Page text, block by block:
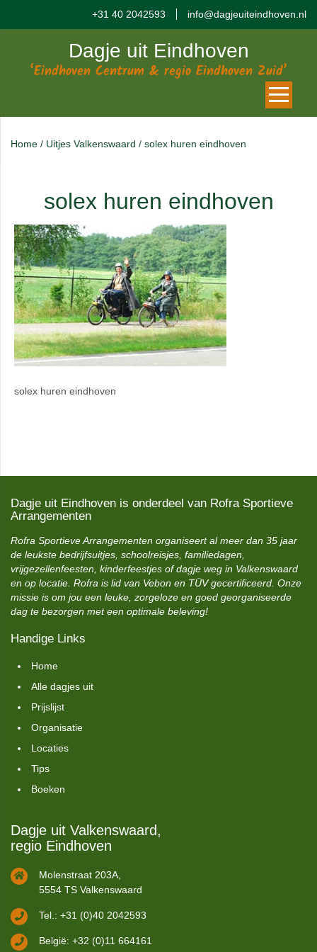
+31 40 2042593 info@dagjeuiteindhoven.nl
Dagje uit Eindhoven
‘Eindhoven Centrum & regio Eindhoven Zuid’
Home / Uitjes Valkenswaard / solex huren eindhoven
solex huren eindhoven
solex huren eindhoven
Dagje uit Eindhoven is onderdeel van Rofra Sportieve
Arrangementen
Rofra Sportieve Arrangementen organiseert al meer dan 35 jaar
de leukste bedrijfsuitjes, schoolreisjes, familiedagen,
vrijgezellenfeesten, kinderfeestjes of dagje weg in Valkenswaard
en op locatie. Rofra is lid van Vebon en TÜV gecertificeerd. Onze
missie is om jou een leuke, zorgeloze en goed georganiseerde
dag te bezorgen met een optimale beleving!
Handige Links
Home
Alle dagjes uit
Prijslijst
Organisatie
Locaties
Tips
Boeken
Dagje uit Valkenswaard,
regio Eindhoven
Molenstraat 203A,
5554 TS Valkenswaard
Tel.: +31 (0)40 2042593
België: +32 (0)11 664161